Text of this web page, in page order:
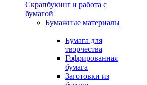
Скрапбукинг и работа с
бумагой
Бумажные материалы
Бумага для
творчества
Гофрированная
бумага
Заготовки из